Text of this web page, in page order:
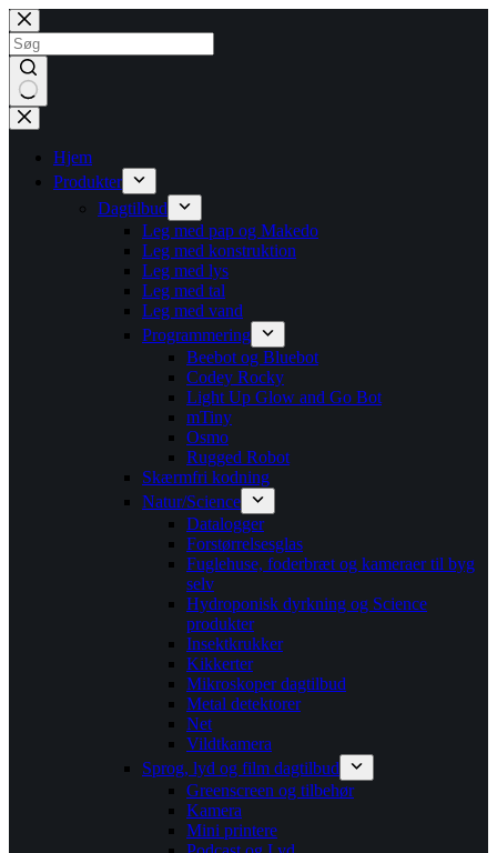
Fortsæt
til
indhold
Ingen
resultater
Hjem
Produkter
Dagtilbud
Leg med pap og Makedo
Leg med konstruktion
Leg med lys
Leg med tal
Leg med vand
Programmering
Beebot og Bluebot
Codey Rocky
Light Up Glow and Go Bot
mTiny
Osmo
Rugged Robot
Skærmfri kodning
Natur/Science
Datalogger
Forstørrelsesglas
Fuglehuse, foderbræt og kameraer til byg
selv
Hydroponisk dyrkning og Science
produkter
Insektkrukker
Kikkerter
Mikroskoper dagtilbud
Metal detektorer
Net
Vildtkamera
Sprog, lyd og film dagtilbud
Greenscreen og tilbehør
Kamera
Mini printere